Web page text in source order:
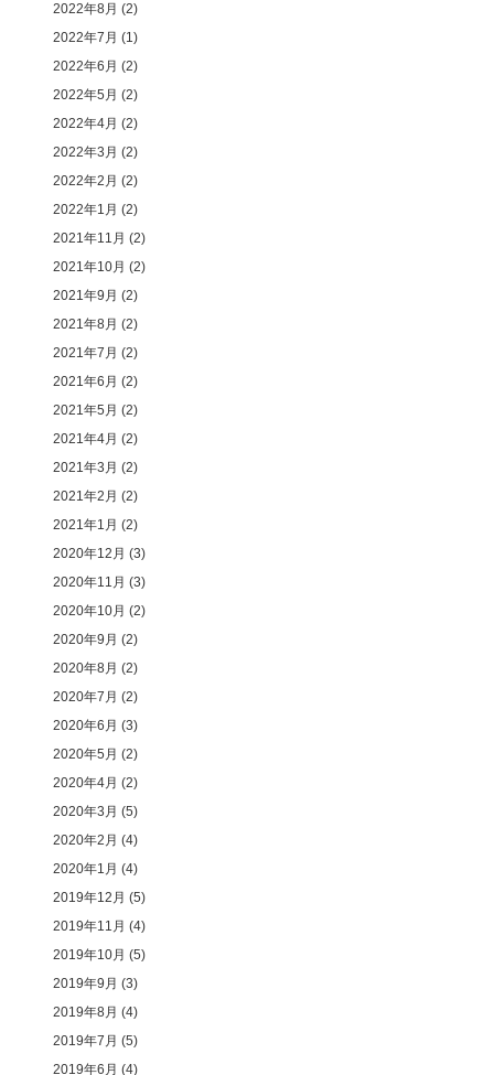
2022年8月 (2)
2022年7月 (1)
2022年6月 (2)
2022年5月 (2)
2022年4月 (2)
2022年3月 (2)
2022年2月 (2)
2022年1月 (2)
2021年11月 (2)
2021年10月 (2)
2021年9月 (2)
2021年8月 (2)
2021年7月 (2)
2021年6月 (2)
2021年5月 (2)
2021年4月 (2)
2021年3月 (2)
2021年2月 (2)
2021年1月 (2)
2020年12月 (3)
2020年11月 (3)
2020年10月 (2)
2020年9月 (2)
2020年8月 (2)
2020年7月 (2)
2020年6月 (3)
2020年5月 (2)
2020年4月 (2)
2020年3月 (5)
2020年2月 (4)
2020年1月 (4)
2019年12月 (5)
2019年11月 (4)
2019年10月 (5)
2019年9月 (3)
2019年8月 (4)
2019年7月 (5)
2019年6月 (4)